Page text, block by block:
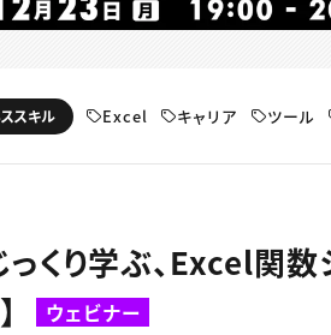
スキル Excel キャリア ツール
くり学ぶ、Excel関
ウェビナー